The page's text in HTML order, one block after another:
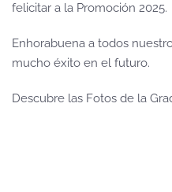
felicitar a la Promoción 2025.
Enhorabuena a todos
mucho éxito en el futuro.
Descubre las Fotos de la